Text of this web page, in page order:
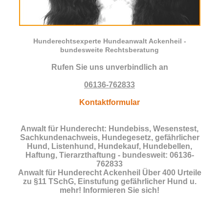
Hunderechtsexperte Hundeanwalt Ackenheil -
bundesweite Rechtsberatung
Rufen Sie uns unverbindlich an
06136-762833
Kontaktformular
Anwalt für Hunderecht: Hundebiss, Wesenstest,
Sachkundenachweis, Hundegesetz, gefährlicher
Hund, Listenhund, Hundekauf, Hundebellen,
Haftung, Tierarzthaftung - bundesweit: 06136-
762833
Anwalt für Hunderecht Ackenheil Über 400 Urteile
zu §11 TSchG, Einstufung gefährlicher Hund u.
mehr! Informieren Sie sich!